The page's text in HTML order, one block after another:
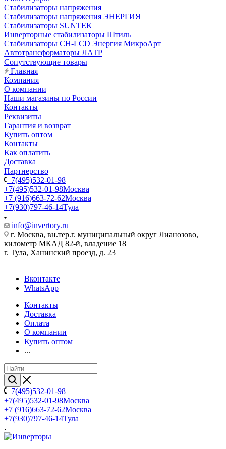
Стабилизаторы напряжения
Стабилизаторы напряжения ЭНЕРГИЯ
Стабилизаторы SUNTEK
Инверторные стабилизаторы Штиль
Стабилизаторы СН-LCD Энepгия МикроАрт
Автотрансформаторы ЛАТР
Сопутствующие товары
Главная
Компания
О компании
Наши магазины по России
Контакты
Реквизиты
Гарантия и возврат
Купить оптом
Контакты
Как оплатить
Доставка
Партнерство
+7(495)532-01-98
+7(495)532-01-98Москва
+7 (916)663-72-62Москва
+7(930)797-46-14Тула
info@invertory.ru
г. Москва, вн.тер.г. муниципальный округ Лианозово,
километр МКАД 82-й, владение 18
г. Тула, Ханинский проезд, д. 23
Вконтакте
WhatsApp
Контакты
Доставка
Оплата
О компании
Купить оптом
...
+7(495)532-01-98
+7(495)532-01-98Москва
+7 (916)663-72-62Москва
+7(930)797-46-14Тула